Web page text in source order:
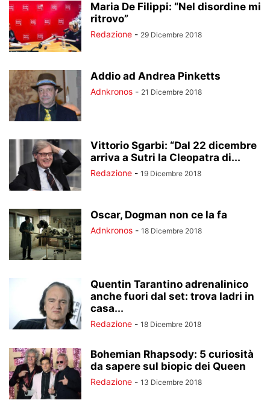
Maria De Filippi: “Nel disordine mi
ritrovo”
Redazione - 29 Dicembre 2018
Addio ad Andrea Pinketts
Adnkronos - 21 Dicembre 2018
Vittorio Sgarbi: “Dal 22 dicembre
arriva a Sutri la Cleopatra di...
Redazione - 19 Dicembre 2018
Oscar, Dogman non ce la fa
Adnkronos - 18 Dicembre 2018
Quentin Tarantino adrenalinico
anche fuori dal set: trova ladri in
casa...
Redazione - 18 Dicembre 2018
Bohemian Rhapsody: 5 curiosità
da sapere sul biopic dei Queen
Redazione - 13 Dicembre 2018